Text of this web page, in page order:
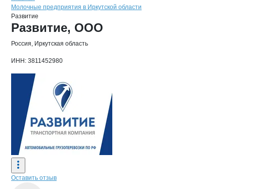
Молочные предприятия в Иркутской области
Развитие
Основная информация о компании
Развитие, ООО
Россия, Иркутская область
ИНН: 3811452980
Оставить отзыв